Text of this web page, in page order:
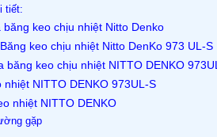
tiết:
keo chịu nhiệt Nitto Denko
keo chịu nhiệt Nitto DenKo 973 UL-S
băng keo chịu nhiệt NITTO DENKO
nhiệt NITTO DENKO 973UL-S
nhiệt NITTO DENKO
gặp